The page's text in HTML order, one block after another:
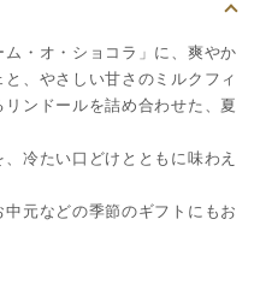
・オ・ショコラ」に、爽やか
、やさしい甘さのミルクフィ
ンドールを詰め合わせた、夏
冷たい口どけとともに味わえ
元などの季節のギフトにもお